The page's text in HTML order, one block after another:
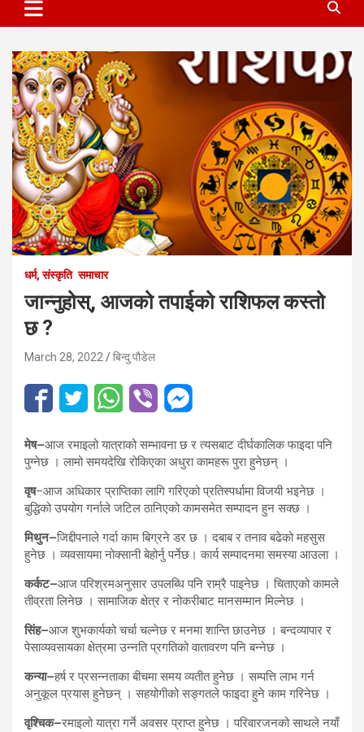
धर्म, संस्कृति समाचार
जान्नुहोस्, आजको तपाईको राशिफल कस्तो
छ ?
March 28, 2022 बिन्दु पौडेल
मेष–आज रमाइलो यात्राको सम्भावना छ र त्यसबाट दीर्घकालिक फाइदा पनि
पुग्नेछ । लामो समयदेखि रोकिएका अधुरा कामहरू पुरा हुनेछन् ।
वृष–आज अधिकार प्राप्तिका लागि गरिएको प्रतिस्पर्धामा विजयी भइनेछ ।
बुद्धिको उपयोग गर्नाले जटिल ठानिएको कामसमेत सम्पादन हुन सक्छ ।
मिथुन–जिद्दीपनाले गर्दा काम बिग्रने डर छ । दबाब र तनाव बढेको महसुस
हुनेछ । व्यवसायमा नोक्सानी बेहोर्नु पर्नेछ। कार्य सम्पादनमा समस्या आउला ।
कर्कट–आज परिश्रमअनुसार उपलब्धि पनि राम्रै पाइनेछ । चिताएको कामले
तीव्रता लिनेछ । सामाजिक क्षेत्र र नोकरीबाट मानसम्मान मिल्नेछ ।
सिंह–आज शुभकार्यको चर्चा चल्नेछ र मनमा शान्ति छाउनेछ । बन्दव्यापार र
पेसाव्यवसायका क्षेत्रमा उन्नति प्रगतिको वातावरण पनि बन्नेछ ।
कन्या–हर्ष र प्रसन्नताका बीचमा समय व्यतीत हुनेछ । सम्पत्ति लाभ गर्न
अनुकूल प्रयास हुनेछन् । सहयोगीको सङ्गतले फाइदा हुने काम गरिनेछ ।
वृश्चिक–रमाइलो यात्रा गर्ने अवसर प्राप्त हुनेछ । परिवारजनको साथले नयाँ